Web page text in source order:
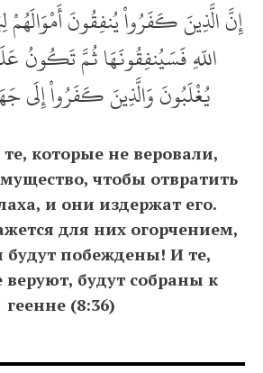
إِنَّ الَّذِينَ كَفَرُواْ يُنفِقُونَ
اللّهِ فَسَيُنفِقُونَهَا ثُمَّ تَكُونُ
يُغْلَبُونَ وَالَّذِينَ كَفَرُواْ إِلَى
которые не веровали,
чтобы отвратить
и они издержат его.
для них огорчением,
будут побеждены! И те,
веруют, будут собраны к
геенне (8:36)